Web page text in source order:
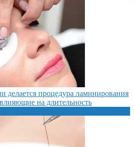
делается процедура ламинирования
на длительность